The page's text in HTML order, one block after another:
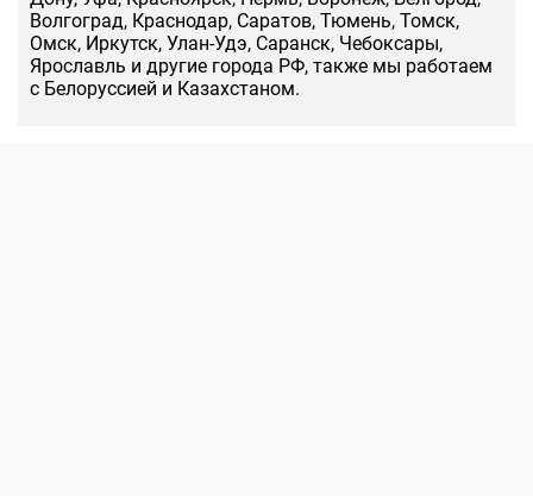
Волгоград, Краснодар, Саратов, Тюмень, Томск,
Омск, Иркутск, Улан-Удэ, Саранск, Чебоксары,
Ярославль и другие города РФ, также мы работаем
с Белоруссией и Казахстаном.